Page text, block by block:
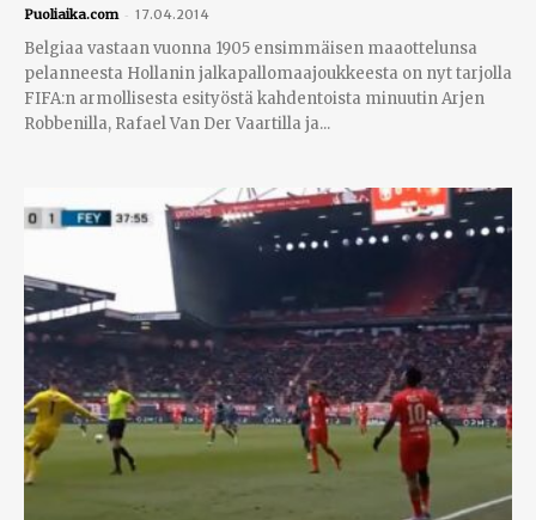
Puoliaika.com - 17.04.2014
Belgiaa vastaan vuonna 1905 ensimmäisen maaottelunsa
pelanneesta Hollanin jalkapallomaajoukkeesta on nyt tarjolla
FIFA:n armollisesta esityöstä kahdentoista minuutin Arjen
Robbenilla, Rafael Van Der Vaartilla ja...